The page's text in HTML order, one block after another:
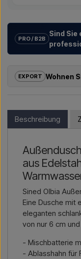
PRO / B2B
Sind Sie
Projektentwickler mit
Außenduschen –
Möchten Sie ein
größere Lieferung
antworten schnell.
Kontakt per
EXPORT Wohnen
Webshop bestellen.
und einen Preis
Bitte geben Sie
interessieren
Rechnungs- und
Angebot.
Kontakt per
Beschreibung
aus
Sined Olbia
Eine Dusche mit
eleganten
von nur 6 cm
- Mischbatterie
- Ablasshahn für